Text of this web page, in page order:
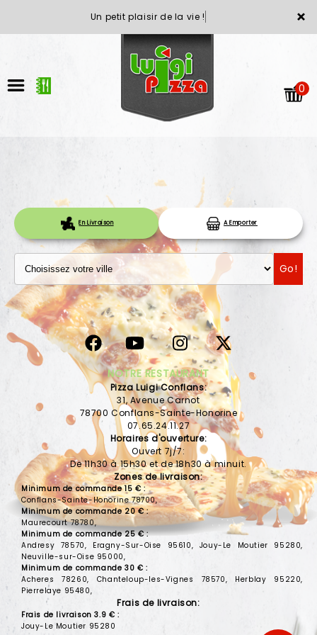
×
Un petit plaisir de la vie !
ACCUEIL
LA CARTE
VOTRE COMPTE
NOTRE RESTAURANT
VOS AVIS
MENTIONS LÉGALES
0
En Livraison A Emporter
Go!
NOTRE RESTAURANT
Pizza Luigi Conflans:
31, Avenue Carnot
78700 Conflans-Sainte-Honorine
07.65.24.11.27
Horaires d'ouverture:
Ouvert 7j/7:
De 11h30 à 15h30 et de 18h30 à minuit.
Zones de livraison:
Minimum de commande 15 € :
Conflans-Sainte-Honorine 78700,
Minimum de commande 20 € :
Maurecourt 78780,
Minimum de commande 25 € :
Andresy 78570, Eragny-Sur-Oise 95610, Jouy-Le Moutier 95280,
Neuville-sur-Oise 95000,
Minimum de commande 30 € :
Acheres 78260, Chanteloup-les-Vignes 78570, Herblay 95220,
Pierrelaye 95480,
Frais de livraison:
Frais de livraison 3.9 € :
Jouy-Le Moutier 95280